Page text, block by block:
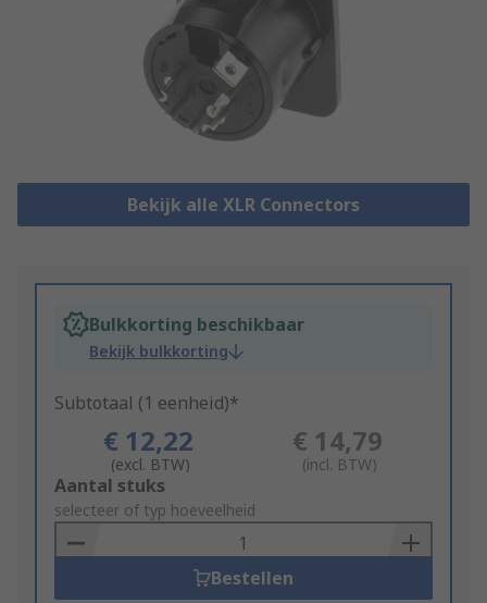
Bekijk alle XLR Connectors
Bulkkorting beschikbaar
Bekijk bulkkorting
Subtotaal (1 eenheid)*
€ 12,22
(excl. BTW)
€ 14,79
(incl. BTW)
Add
to
Basket
Aantal stuks
selecteer of typ hoeveelheid
Bestellen